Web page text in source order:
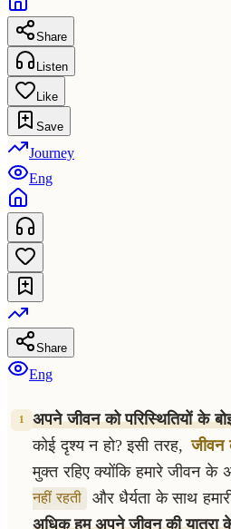
Share
Listen
Like
Save
Journey
Eng
Share
Eng
1 अपने जीवन को परिस्थितियों के
कोई दृश्य न हो? इसी तरह, जीवन
मुक्त रहिए क्योंकि हमारे जीवन के
नहीं रहती
और धैर्यता के साथ
अधिक हम अपने जीवन की